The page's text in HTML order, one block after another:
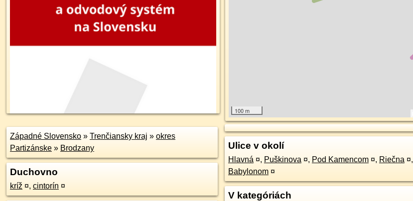
100 m
Západné Slovensko » Trenčiansky kraj » okres
Partizánske » Brodzany
Duchovno
kríž ¤, cintorín ¤
Ulice v okolí
Hlavná ¤, Puškinova ¤, Pod Kamencom ¤, Riečna ¤,
Babylonom ¤
V kategóriách